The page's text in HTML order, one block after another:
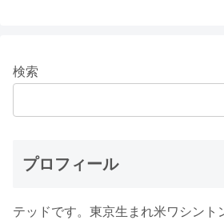
検索
プロフィール
テッドです。東京生まれ米ワシント